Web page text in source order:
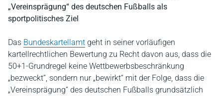
„Vereinsprägung“ des deutschen Fußballs als
sportpolitisches Ziel
Das Bundeskartellamt geht in seiner vorläufigen
kartellrechtlichen Bewertung zu Recht davon aus, dass die
50+1-Grundregel keine Wettbewerbsbeschränkung
„bezweckt“, sondern nur „bewirkt“ mit der Folge, dass die
„Vereinsprägung“ des deutschen Fußballs grundsätzlich